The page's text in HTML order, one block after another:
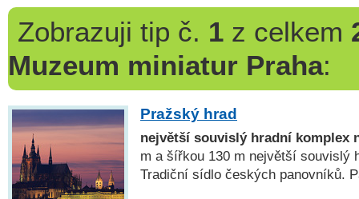
Zobrazuji tip č. 1z celkem
Muzeum miniatur Praha:
Pražský hrad
největší souvislý hradní komplex
m a šířkou 130 m největší souvislý
Tradiční sídlo českých panovníků.